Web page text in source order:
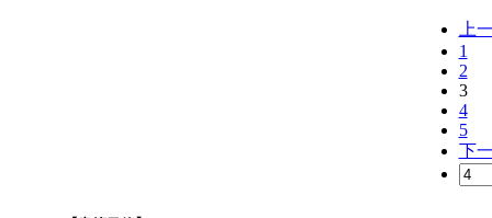
上
1
2
3
4
5
下